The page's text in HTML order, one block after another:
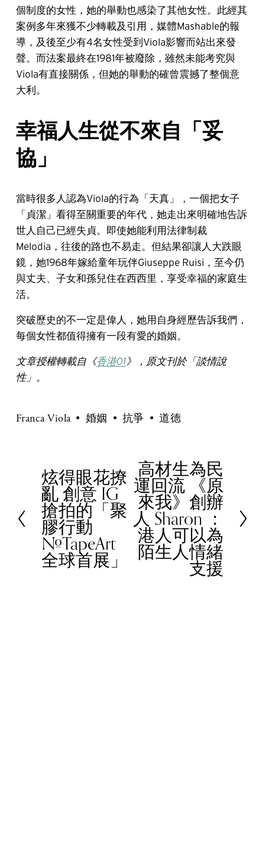
個制度的女性，她的舉動也感染了其他女性。此經其
案例多年來獲不少轉載及引用，媒體Mashable的報
導，及後至少有4名女性受到Viola影響而站出來發
聲。而法案最終在1981年被廢除，雖然未能考究與
Viola有直接關係，但她的舉動的確曾震撼了整個意
大利。
幸福人生從不來自「妥
協」
當時很多人認為Viola的行為「天真」，一個把女子
「貞潔」看得至關重要的年代，她走出來明確地告訴
世人自己已經失貞。即使她能利用法律制裁
Melodia，往後的路也不易走。但結果卻讓人大跌眼
鏡，她1968年嫁給童年玩伴Giuseppe Ruisi，至今仍
與丈夫、子女和孫兒住在西西里，享受幸福的家庭生
活。
突破歷史的不一定是偉人，她用自身經歷告訴我們，
每個女性都值得擁有一段有愛的婚姻。
文章授權轉載自《香港01》，原文刊於「談情說
性」。
Franca Viola 婚姻 抗爭 道德
P
r
e
v
i
o
炫得眼花撩
亂 創意 IG
搶拍的「聚
膠行動
#TapeArt
全球首展」
N
e
高材生為民
運回流 《原
來我》創辦
人 Sharon ：
港人可以為
陌生人情緒
支援